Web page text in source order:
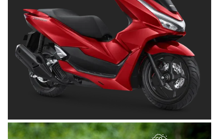
OTOMOTIF
Tips Memilih Helm yang Tepat untuk
Pengendara Motor agar Aman dan Nyaman